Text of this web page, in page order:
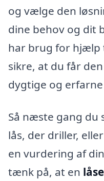
og vælge den
dine behov og dit
har brug for hjælp
sikre, at du får
dygtige og
Så næste gang du
lås, der driller,
en vurdering af
tænk på, at en